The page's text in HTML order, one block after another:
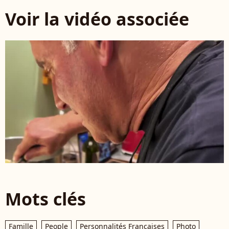
Voir la vidéo associée
Mots clés
Famille People Personnalités Françaises Photo